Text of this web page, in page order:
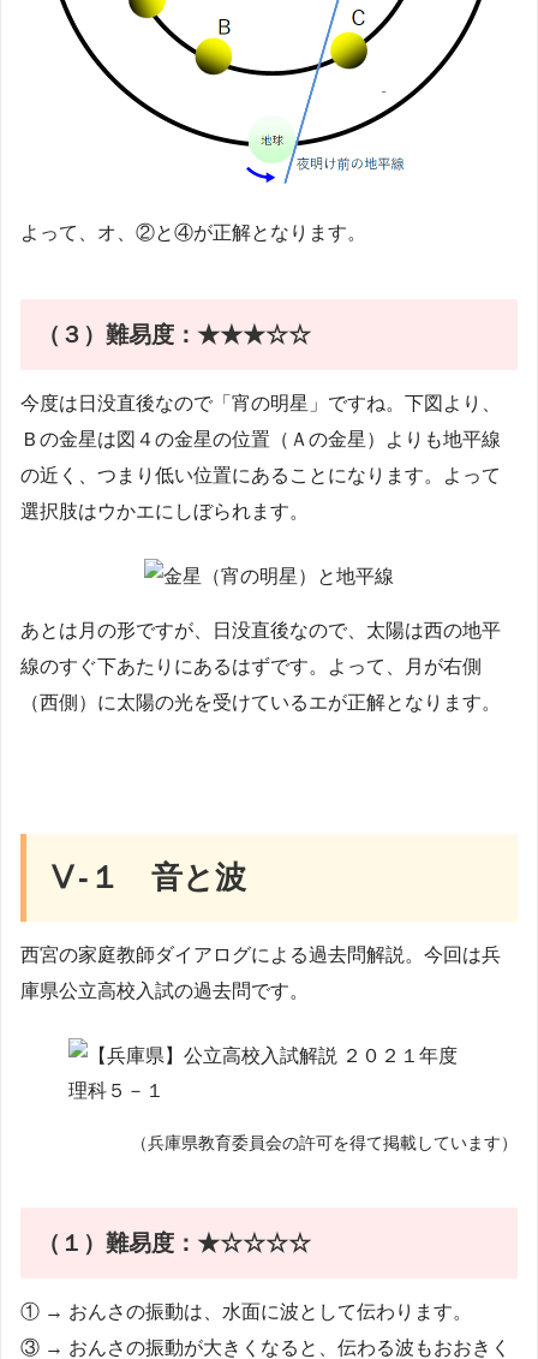
よって、オ、②と④が正解となります。
（３）難易度：★★★☆☆
今度は日没直後なので「宵の明星」ですね。下図より、
Ｂの金星は図４の金星の位置（Ａの金星）よりも地平線
の近く、つまり低い位置にあることになります。よって
選択肢はウかエにしぼられます。
あとは月の形ですが、日没直後なので、太陽は西の地平
線のすぐ下あたりにあるはずです。よって、月が右側
（西側）に太陽の光を受けているエが正解となります。
Ⅴ-１ 音と波
西宮の家庭教師ダイアログによる過去問解説。今回は兵
庫県公立高校入試の過去問です。
（兵庫県教育委員会の許可を得て掲載しています）
（１）難易度：★☆☆☆☆
① → おんさの振動は、水面に波として伝わります。
③ → おんさの振動が大きくなると、伝わる波もおおきく